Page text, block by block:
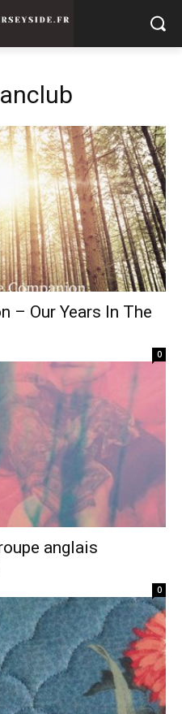
– Our Years In The
0
anglais
0